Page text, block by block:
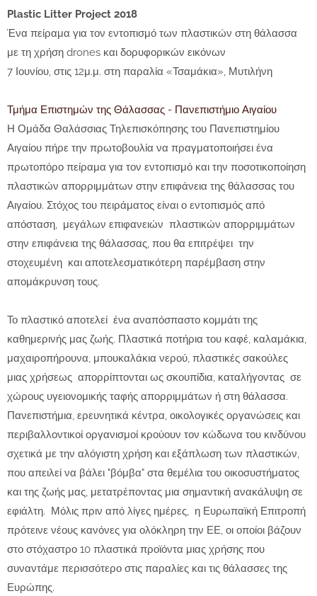
Plastic Litter Project 2018
Ένα πείραμα για τον εντοπισμό των πλαστικών στη θάλασσα
με τη χρήση drones και δορυφορικών εικόνων
7 Ιουνίου, στις 12μ.μ. στη παραλία «Τσαμάκια», Μυτιλήνη
Τμήμα Επιστημών της Θάλασσας - Πανεπιστήμιο Αιγαίου
Η Ομάδα Θαλάσσιας Τηλεπισκόπησης του Πανεπιστημίου
Αιγαίου πήρε την πρωτοβουλία να πραγματοποιήσει ένα
πρωτοπόρο πείραμα για τον εντοπισμό και την ποσοτικοποίηση
πλαστικών απορριμμάτων στην επιφάνεια της θάλασσας του
Αιγαίου. Στόχος του πειράματος είναι ο εντοπισμός από
απόσταση, μεγάλων επιφανειών πλαστικών απορριμμάτων
στην επιφάνεια της θάλασσας, που θα επιτρέψει την
στοχευμένη και αποτελεσματικότερη παρέμβαση στην
απομάκρυνση τους.
Το πλαστικό αποτελεί ένα αναπόσπαστο κομμάτι της
καθημερινής μας ζωής. Πλαστικά ποτήρια του καφέ, καλαμάκια,
μαχαιροπήρουνα, μπουκαλάκια νερού, πλαστικές σακούλες
μιας χρήσεως απορρίπτονται ως σκουπίδια, καταλήγοντας σε
χώρους υγειονομικής ταφής απορριμμάτων ή στη θάλασσα.
Πανεπιστήμια, ερευνητικά κέντρα, οικολογικές οργανώσεις και
περιβαλλοντικοί οργανισμοί κρούουν τον κώδωνα του κινδύνου
σχετικά με την αλόγιστη χρήση και εξάπλωση των πλαστικών,
που απειλεί να βάλει "βόμβα" στα θεμέλια του οικοσυστήματος
και της ζωής μας, μετατρέποντας μια σημαντική ανακάλυψη σε
εφιάλτη. Μόλις πριν από λίγες ημέρες, η Ευρωπαϊκή Επιτροπή
πρότεινε νέους κανόνες για ολόκληρη την ΕΕ, οι οποίοι βάζουν
στο στόχαστρο 10 πλαστικά προϊόντα μιας χρήσης που
συναντάμε περισσότερο στις παραλίες και τις θάλασσες της
Ευρώπης.